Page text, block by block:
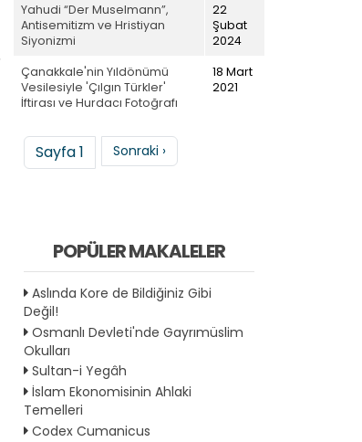
Yahudi “Der Muselmann”,
Antisemitizm ve Hristiyan
Siyonizmi
22
Şubat
2024
Çanakkale'nin Yıldönümü
Vesilesiyle 'Çılgın Türkler'
İftirası ve Hurdacı Fotoğrafı
18 Mart
2021
Sayfalama
Sayfa 1 Sonraki sayfa
Sonraki ›
POPÜLER MAKALELER
Aslında Kore de Bildiğiniz Gibi
Değil!
Osmanlı Devleti'nde Gayrımüslim
Okulları
Sultan-i Yegâh
İslam Ekonomisinin Ahlaki
Temelleri
Codex Cumanicus